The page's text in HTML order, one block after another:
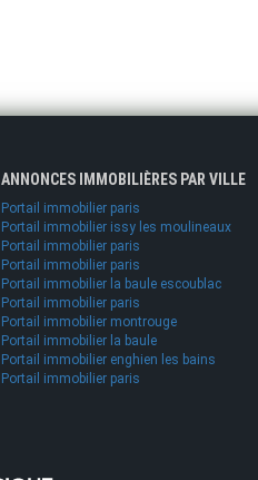
ANNONCES IMMOBILIÈRES PAR VILLE
Portail immobilier paris
Portail immobilier issy les moulineaux
Portail immobilier paris
Portail immobilier paris
Portail immobilier la baule escoublac
Portail immobilier paris
Portail immobilier montrouge
Portail immobilier la baule
Portail immobilier enghien les bains
Portail immobilier paris